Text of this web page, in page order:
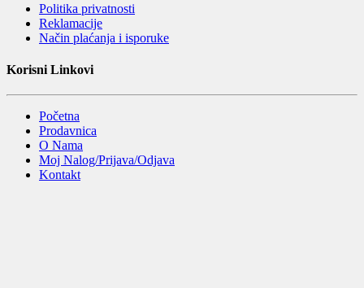
Politika privatnosti
Reklamacije
Način plaćanja i isporuke
Korisni Linkovi
Početna
Prodavnica
O Nama
Moj Nalog/Prijava/Odjava
Kontakt